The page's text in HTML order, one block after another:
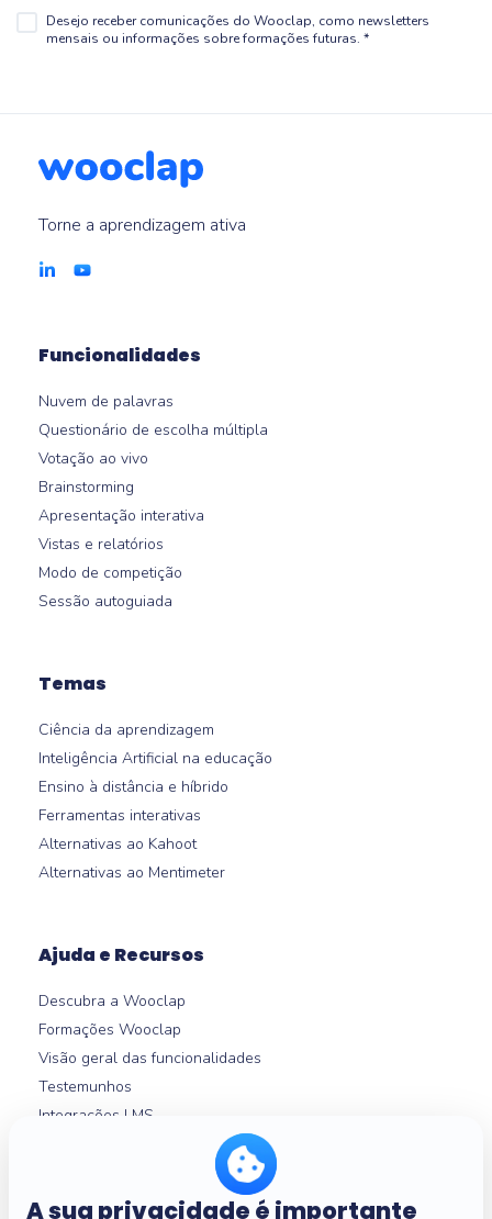
Desejo receber comunicações do Wooclap, como newsletters
mensais ou informações sobre formações futuras. *
A sua privacidade é importante
Torne a aprendizagem ativa
Funcionalidades
Nuvem de palavras
Questionário de escolha múltipla
Votação ao vivo
Brainstorming
Apresentação interativa
Vistas e relatórios
Modo de competição
Sessão autoguiada
Temas
Ciência da aprendizagem
Inteligência Artificial na educação
Ensino à distância e híbrido
Ferramentas interativas
Alternativas ao Kahoot
Alternativas ao Mentimeter
Ajuda e Recursos
Descubra a Wooclap
Formações Wooclap
Visão geral das funcionalidades
Testemunhos
Integrações LMS